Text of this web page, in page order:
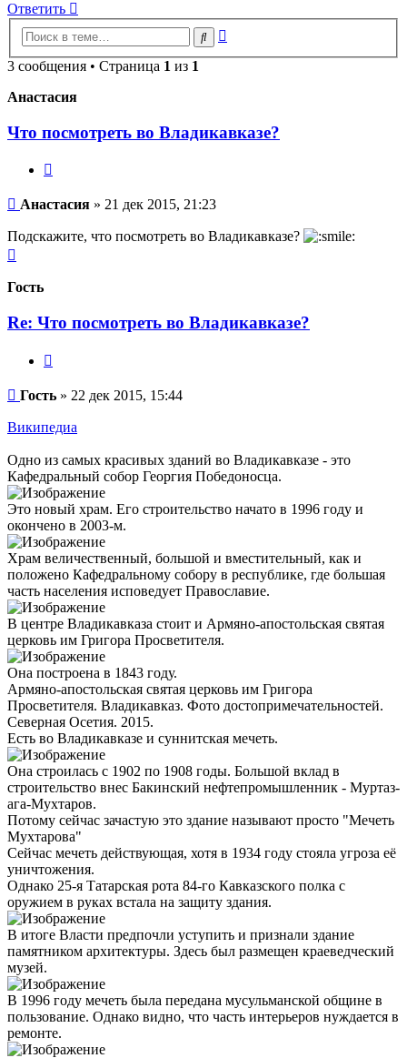
Ответить
Поиск
3 сообщения • Страница 1 из 1
Анастасия
Что посмотреть во Владикавказе?
Сообщение
Анастасия » 21 дек 2015, 21:23
Подскажите, что посмотреть во Владикавказе?
началу
Гость
Re: Что посмотреть во Владикавказе?
Сообщение
Гость » 22 дек 2015, 15:44
Википедиа
Одно из самых красивых зданий во Владикавказе - это
Кафедральный собор Георгия Победоносца.
Это новый храм. Его строительство начато в 1996 году и
окончено в 2003-м.
Храм величественный, большой и вместительный, как и
положено Кафедральному собору в республике, где большая
часть населения исповедует Православие.
В центре Владикавказа стоит и Армяно-апостольская святая
церковь им Григора Просветителя.
Она построена в 1843 году.
Армяно-апостольская святая церковь им Григора
Просветителя. Владикавказ. Фото достопримечательностей.
Северная Осетия. 2015.
Есть во Владикавказе и суннитская мечеть.
Она строилась с 1902 по 1908 годы. Большой вклад в
строительство внес Бакинский нефтепромышленник - Муртаз-
ага-Мухтаров.
Потому сейчас зачастую это здание называют просто "Мечеть
Мухтарова"
Сейчас мечеть действующая, хотя в 1934 году стояла угроза её
уничтожения.
Однако 25-я Татарская рота 84-го Кавказского полка с
оружием в руках встала на защиту здания.
В итоге Власти предпочли уступить и признали здание
памятником архитектуры. Здесь был размещен краеведческий
музей.
В 1996 году мечеть была передана мусульманской общине в
пользование. Однако видно, что часть интерьеров нуждается в
ремонте.